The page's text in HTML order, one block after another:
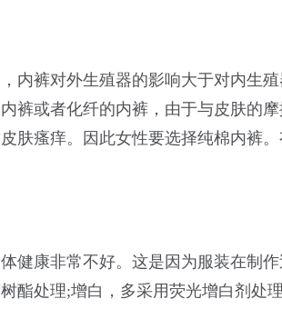
内裤对外生殖器的影响大于对内生
裤或者化纤的内裤，由于与皮肤的
肤瘙痒。因此女性要选择纯棉内裤
健康非常不好。这是因为服装在制
酯处理;增白，多采用荧光增白剂处